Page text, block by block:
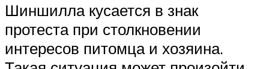
Шиншилла кусается в знак
протеста при столкновении
интересов питомца и хозяина.